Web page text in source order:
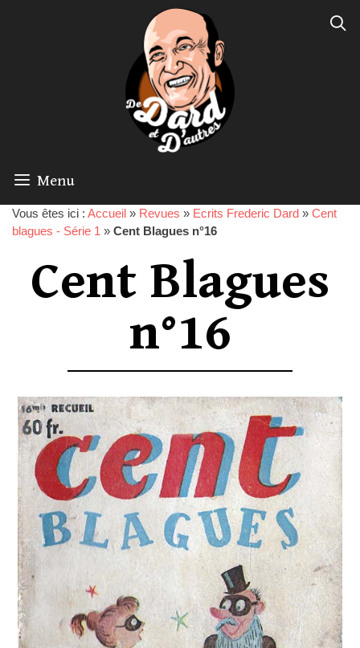
Menu
Vous êtes ici : Accueil » Revues » Ecrits Frederic Dard » Cent
blagues - Série 1 » Cent Blagues n°16
Cent Blagues
n°16